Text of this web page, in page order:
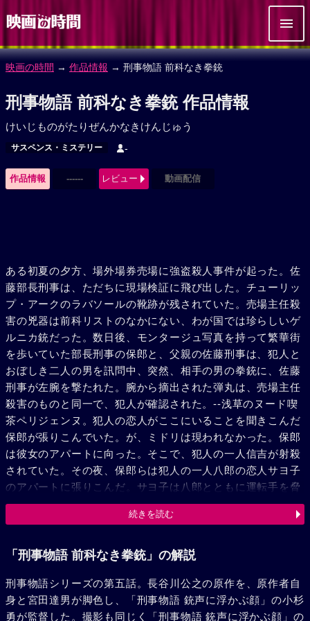
映画の時間 → 作品情報 → 刑事物語 前科なき拳銃
刑事物語 前科なき拳銃 作品情報
けいじものがたりぜんかなきけんじゅう
サスペンス・ミステリー -
作品情報 ------ レビュー 動画配信
ある初夏の夕方、場外場券売場に強盗殺人事件が起った。佐
藤部長刑事は、ただちに現場検証に飛び出した。チューリッ
プ・アークのラバソールの靴跡が残されていた。売場主任殺
害の兇器は前科リストのなかにない、わが国では珍らしいゲ
ルニカ銃だった。数日後、モンタージュ写真を持って繁華街
を歩いていた部長刑事の保郎と、父親の佐藤刑事は、犯人と
おぼしき二人の男を訊問中、突然、相手の男の拳銃に、佐藤
刑事が左腕を撃たれた。腕から摘出された弾丸は、売場主任
殺害のものと同一で、犯人が確認された。--浅草のヌード喫
茶ペリジェンヌ。犯人の恋人がここにいることを聞きこんだ
保郎が張りこんでいた。が、ミドリは現われなかった。保郎
は彼女のアパートに向った。そこで、犯人の一人信吉が射殺
されていた。その夜、保郎らは犯人の一人八郎の恋人サヨ子
のアパートに張りこんだ。サヨ子は八郎とともに運転手を脅
迫し、トラックで脱出を図った。これを知った保郎はただち
にパトカーで追跡した。やがて、河原に追いつめられた八郎
続きを読む
「刑事物語 前科なき拳銃」の解説
刑事物語シリーズの第五話。長谷川公之の原作を、原作者自
身と宮田達男が脚色し、「刑事物語 銃声に浮かぶ顔」の小杉
勇が監督した。撮影も同じく「刑事物語 銃声に浮かぶ顔」の